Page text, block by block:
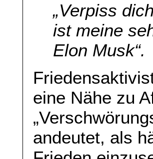
„Verpiss
ist meine
Elon Musk“.
eine Nähe zu
andeutet, als